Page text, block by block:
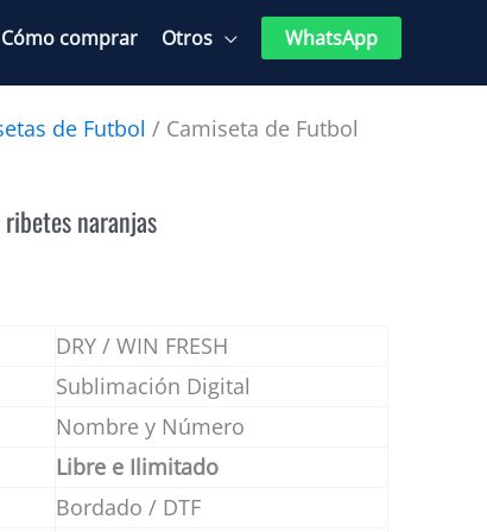
Cómo comprar Otros WhatsApp
de Futbol / Camiseta de Futbol
naranjas
DRY / WIN FRESH
Sublimación Digital
Nombre y Número
Libre e Ilimitado
Bordado / DTF